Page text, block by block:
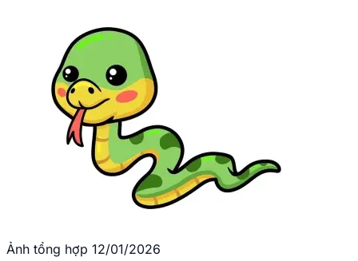
Ảnh tổng hợp 12/01/2026